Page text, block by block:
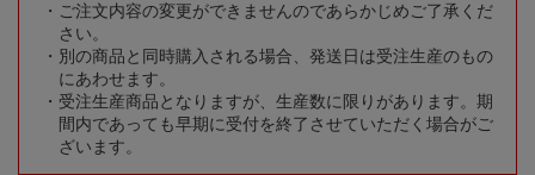
ご注文内容の変更ができませんのであらかじめご了承くだ
さい。
別の商品と同時購入される場合、発送日は受注生産のもの
にあわせます。
受注生産商品となりますが、生産数に限りがあります。期
間内であっても早期に受付を終了させていただく場合がご
ざいます。